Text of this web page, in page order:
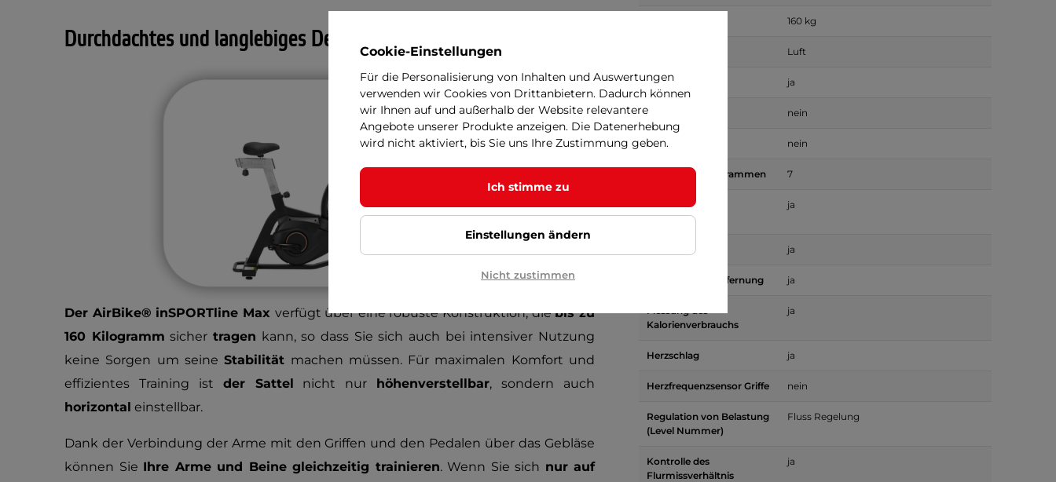
Durchdachtes und langlebiges Design
Der AirBike® inSPORTline Max verfügt über eine robuste Konstruktion, diebis zu
160 Kilogramm sichertragen kann, so dass Sie sich auch bei intensiver Nutzung
keine Sorgen um seineStabilität machen müssen. Für maximalen Komfort und
effizientes Training ist der Sattel nicht nur höhenverstellbar, sondern auch
horizontal einstellbar.
Dank der Verbindung der Arme mit den Griffen und den Pedalen über das Gebläse
können Sie Ihre Arme und Beine gleichzeitig trainieren. Wenn Sie sich nur auf
160 kg
Luft
Anzeige ja
HRC-Programm nein
Ergometer nein
Anzahl von Programmen 7
Messung der
Geschwindigkeit
ja
Zeitmessung ja
Messung der Entfernung ja
Messung des
Kalorienverbrauchs
ja
Herzschlag ja
Herzfrequenzsensor Griffe nein
Regulation von Belastung
(Level Nummer)
Fluss Regelung
Kontrolle des
Flurmissverhältnis
ja
Cookie-Einstellungen
Für die Personalisierung von Inhalten und Auswertungen
verwenden wir Cookies von Drittanbietern. Dadurch können
wir Ihnen auf und außerhalb der Website relevantere
Angebote unserer Produkte anzeigen. Die Datenerhebung
wird nicht aktiviert, bis Sie uns Ihre Zustimmung geben.
Ich stimme zu
Einstellungen ändern
Nicht zustimmen